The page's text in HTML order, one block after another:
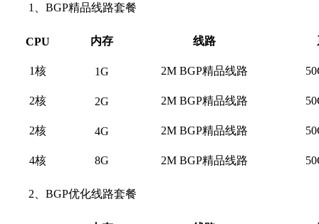
1、BGP精品线路套餐
CPU 内存 线路
1核 1G 2M BGP精品线路
2核 2G 2M BGP精品线路
2核 4G 2M BGP精品线路
4核 8G 2M BGP精品线路
2、BGP优化线路套餐